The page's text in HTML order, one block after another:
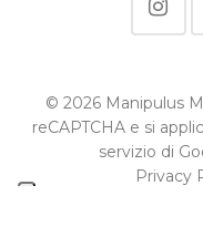
© 2026 Manipulus
reCAPTCHA e si
servizio di
Privacy